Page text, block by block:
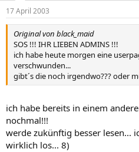
17 April 2003
Original von black_maid
SOS !!! IHR LIEBEN ADMINS !!!
ich habe heute morgen eine
verschwunden...
gibt´s die noch irgendwo??? oder
ich habe bereits in einem
nochmal!!!
werde zukünftig besser lesen...
wirklich los... 8)